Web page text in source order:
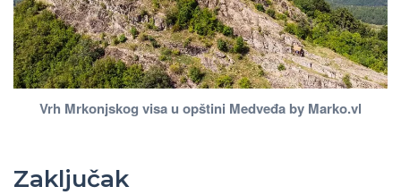
Vrh Mrkonjskog visa u opštini Medveđa by Marko.vl
Zaključak